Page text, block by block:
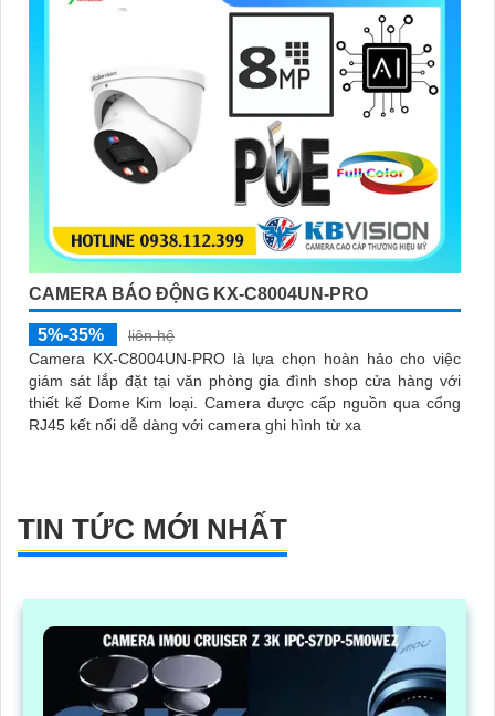
CAMERA BÁO ĐỘNG KX-C8004UN-PRO
5%-35%
liên hệ
Camera KX-C8004UN-PRO là lựa chọn hoàn hảo cho việc
giám sát lắp đặt tại văn phòng gia đình shop cửa hàng với
thiết kế Dome Kim loại. Camera được cấp nguồn qua cổng
RJ45 kết nối dễ dàng với camera ghi hình từ xa
TIN TỨC MỚI NHẤT